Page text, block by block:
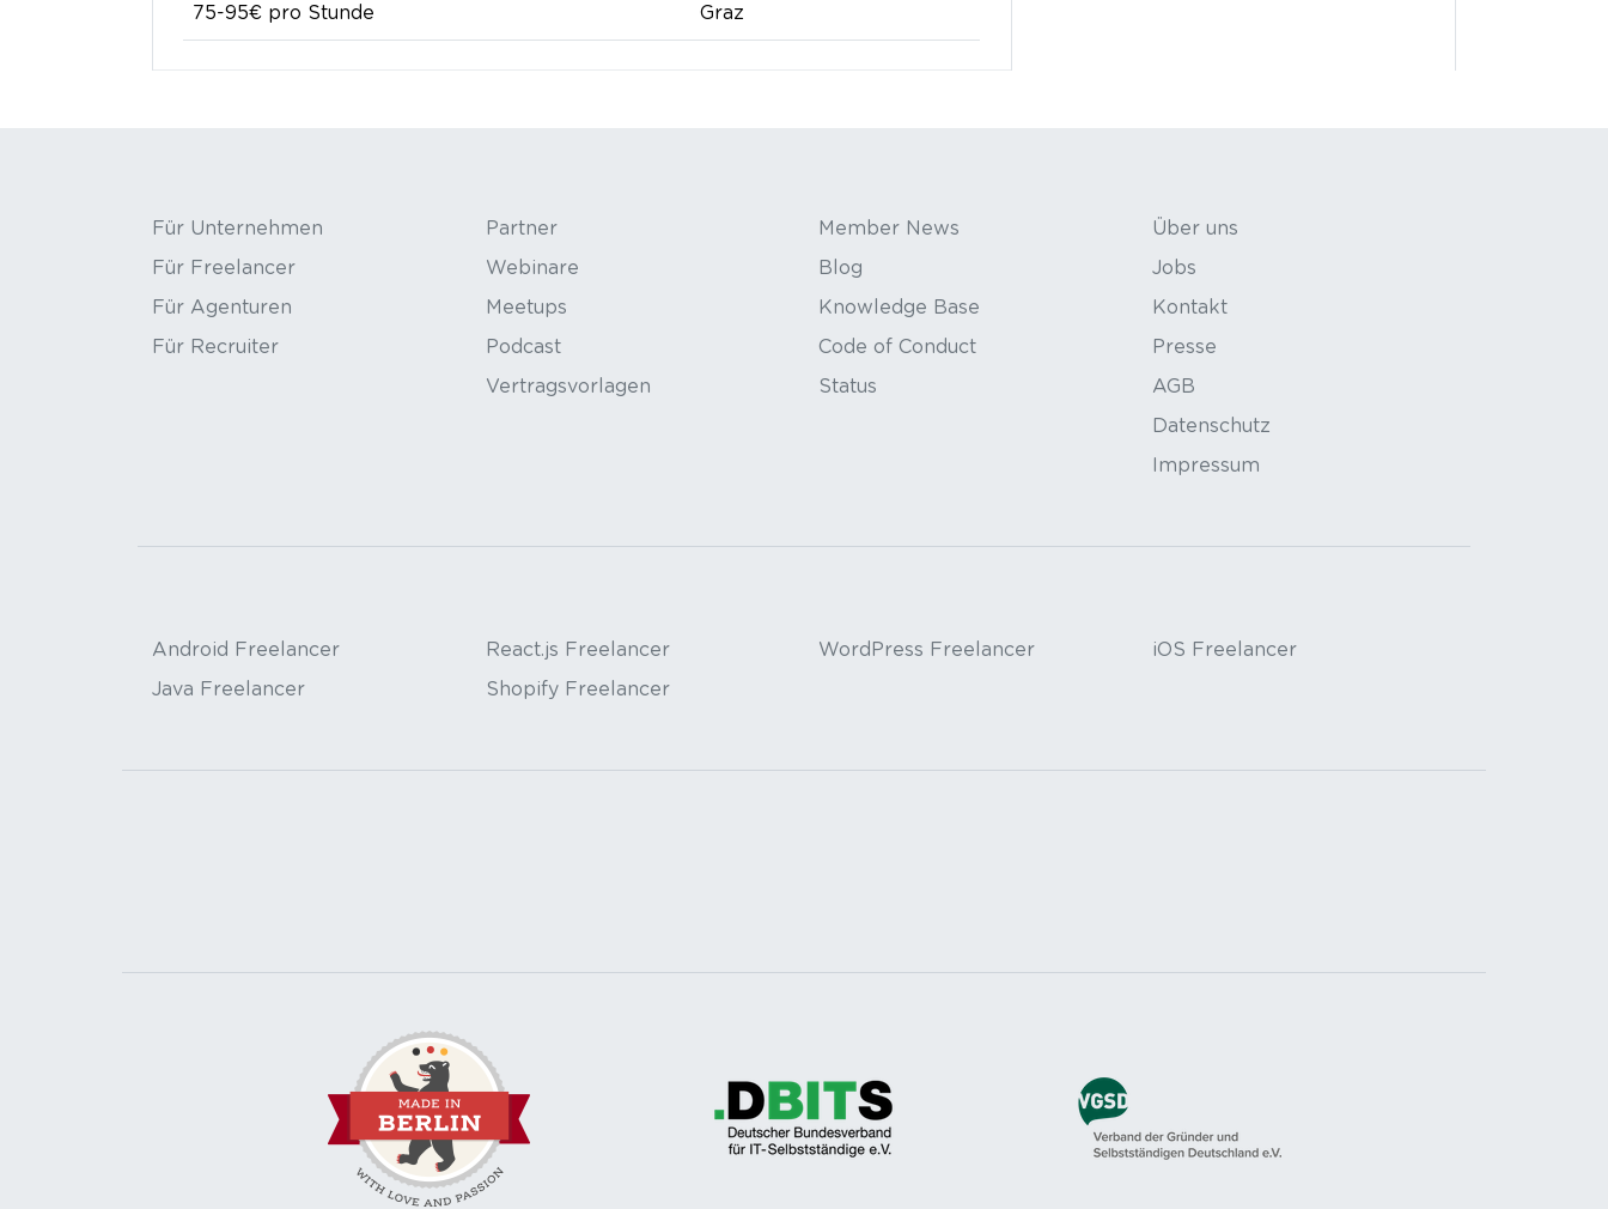
75-95€ pro Stunde
Graz
Für Unternehmen
Für Freelancer
Für Agenturen
Für Recruiter
Partner
Webinare
Meetups
Podcast
Vertragsvorlagen
Member News
Blog
Knowledge Base
Code of Conduct
Status
Über uns
Jobs
Kontakt
Presse
AGB
Datenschutz
Impressum
Android Freelancer
Java Freelancer
React.js Freelancer
Shopify Freelancer
WordPress Freelancer iOS Freelancer